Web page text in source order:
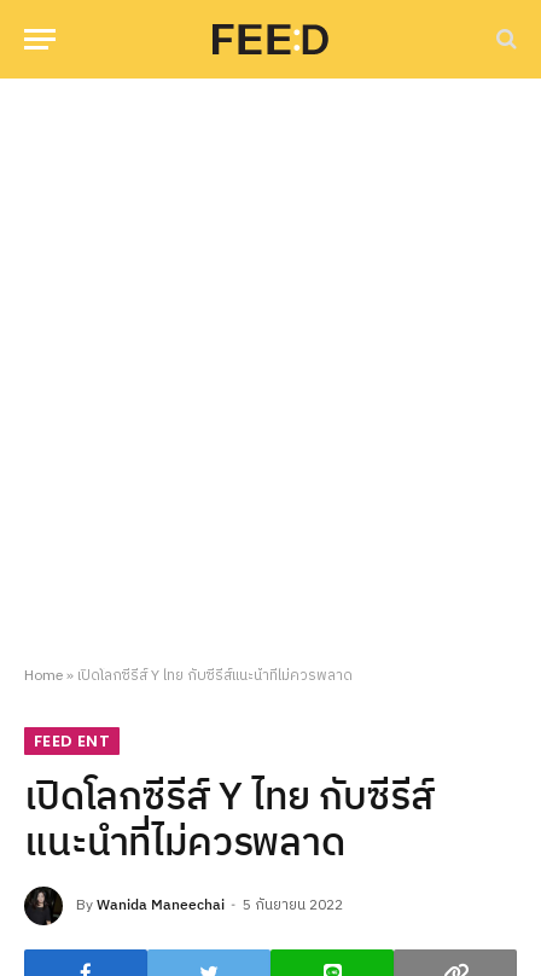
Home» เปิดโลกซีรีส์ Y ไทย กับซีรีส์แนะนำที่ไม่ควรพลาด
FEED ENT
เปิดโลกซีรีส์ Y ไทย กับซีรีส์
แนะนำที่ไม่ควรพลาด
ByWanida Maneechai 5 กันยายน 2022